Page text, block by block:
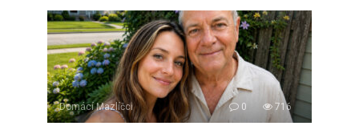
Domácí Mazlíčci 0 716